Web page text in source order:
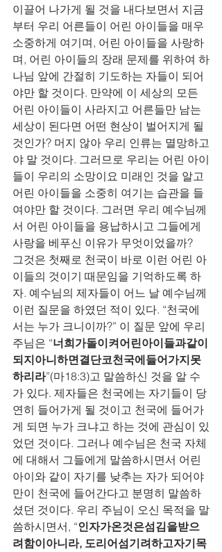
이끌어 나가게 될 것을 내다보면서 지금
부터 우리 어른들이 어린 아이들을 매우
소중하게 여기며, 어린 아이들을 사랑하
며, 어린 아이들의 장래 문제를 위하여 하
나님 앞에 간절히 기도하는 자들이 되어
야만 할 것이다. 만약에 이 세상의 모든
어린 아이들이 사라지고 어른들만 남는
세상이 된다면 어떤 현상이 벌어지게 될
것인가? 머지 않아 우리 인류는 멸망하고
야 말 것이다. 그러므로 우리는 어린 아이
들이 우리의 소망이요 미래인 것을 알고
어린 아이들을 소중히 여기는 습관을 들
여야만 할 것이다. 그러면 우리 예수님께
서 어린 아이들을 용납하시고 그들에게
사랑을 베푸신 이유가 무엇이었을까?
그것은 첫째로 천국이 바로 이런 어린 아
이들의 것이기 때문임을 기억하도록 하
자. 예수님의 제자들이 어느 날 예수님께
이런 질문을 하였던 적이 있다. “천국에
서는 누가 크니이까?” 이 질문 앞에 우리
주님은 “너희가돌이켜어린아이들과같이
되지아니하면결단코천국에들어가지못
하리라”(마18:3)고 말씀하신 것을 알 수
가 있다. 제자들은 천국에는 자기들이 당
연히 들어가게 될 것이고 천국에 들어가
게 되면 누가 크냐고 하는 것에 관심이 있
었던 것이다. 그러나 예수님은 천국 자체
에 대해서 그들에게 말씀하시면서 어린
아이와 같이 자기를 낮추는 자가 되어야
만이 천국에 들어간다고 분명히 말씀하
셨던 것이다. 우리 주님이 오신 목적을 말
씀하시면서, “인자가온것은섬김을받으
려함이아니라, 도리어섬기려하고자기목